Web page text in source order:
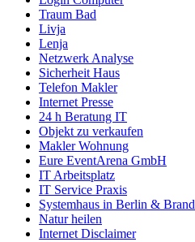
Traum Bad
Livja
Lenja
Netzwerk Analyse
Sicherheit Haus
Telefon Makler
Internet Presse
24 h Beratung IT
Objekt zu verkaufen
Makler Wohnung
Eure EventArena GmbH
IT Arbeitsplatz
IT Service Praxis
Systemhaus in Berlin &
Natur heilen
Internet Disclaimer